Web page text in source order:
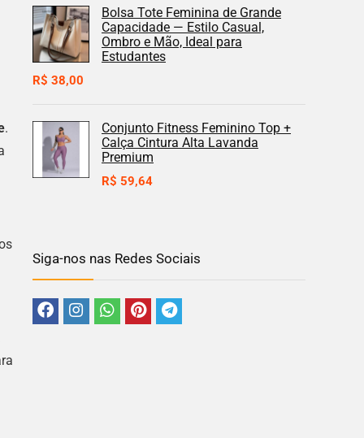
.
Bolsa Tote Feminina de Grande
Capacidade — Estilo Casual,
Ombro e Mão, Ideal para
Estudantes
R$ 38,00
Conjunto Fitness Feminino Top +
Calça Cintura Alta Lavanda
Premium
R$ 59,64
Siga-nos nas Redes Sociais